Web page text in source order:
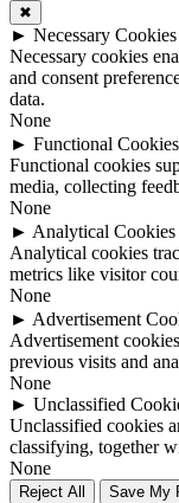
✖
► Necessary Cookies
Necessary cookies
and consent
data.
None
► Functional Cookies
Functional cookies
media, collecting
None
► Analytical Cookies
Analytical cookies
metrics like visitor
None
► Advertisement
Advertisement
previous visits and
None
► Unclassified
Unclassified cookies
classifying, together
None
Reject All Save My